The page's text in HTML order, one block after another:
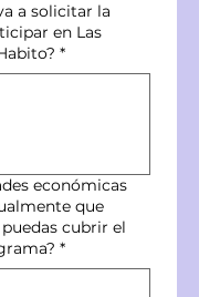
a solicitar la
en Las
*
económicas
que
cubrir el
*